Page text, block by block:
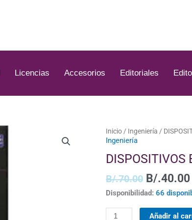
Licencias Accesorios Editoriales
Inicio / Ingeniería /
Ingeniería
DISPOSITIVOS
B/.70.00
El
original
era:
B/.70.00.
B/.40.00
Disponibilidad: 66
DISPOSITIVOS
ELECTRÓNICOS
cantidad
Añadir al